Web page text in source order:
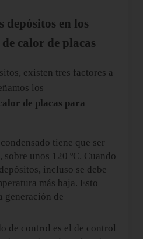
depósitos en los
calor de placas
existen tres factores a
los
de placas para
tiene que ser
unos 120 ºC. Cuando
incluso se debe
más baja. Esto
generación de
de control es el de control